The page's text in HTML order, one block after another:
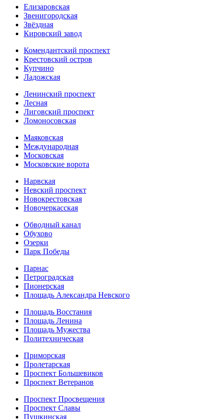
Елизаровская
Звенигородская
Звёздная
Кировский завод
Комендантский проспект
Крестовский остров
Купчино
Ладожская
Ленинский проспект
Лесная
Лиговский проспект
Ломоносовская
Маяковская
Международная
Московская
Московские ворота
Нарвская
Невский проспект
Новокрестовская
Новочеркасская
Обводный канал
Обухово
Озерки
Парк Победы
Парнас
Петроградская
Пионерская
Площадь Александра Невского
Площадь Восстания
Площадь Ленина
Площадь Мужества
Политехническая
Приморская
Пролетарская
Проспект Большевиков
Проспект Ветеранов
Проспект Просвещения
Проспект Славы
Пушкинская